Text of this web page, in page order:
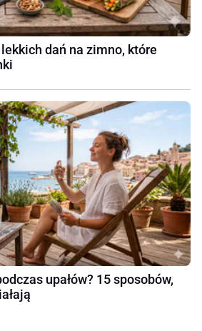
lekkich dań na zimno, które
upałów? 15 sposobów,